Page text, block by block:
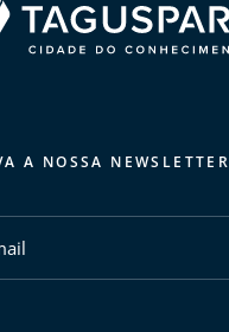
A NOSSA NEWSLETTER